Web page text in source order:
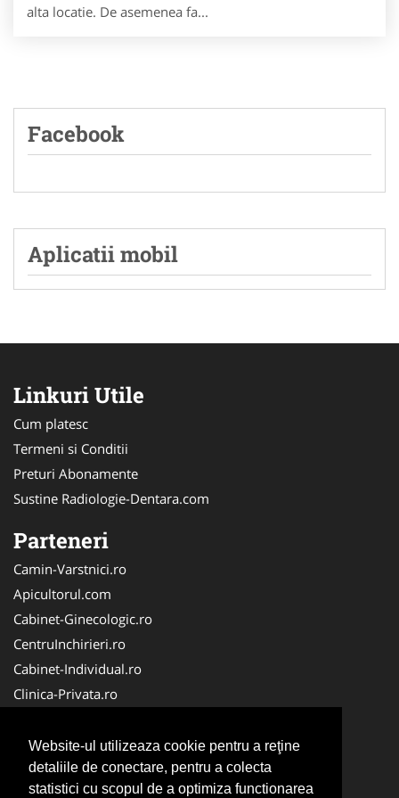
Website-ul utilizeaza cookie pentru a reţine
detaliile de conectare, pentru a colecta
statistici cu scopul de a optimiza functionarea
alta locatie. De asemenea fa...
Facebook
Aplicatii mobil
Linkuri Utile
Cum platesc
Termeni si Conditii
Preturi Abonamente
Sustine Radiologie-Dentara.com
Parteneri
Camin-Varstnici.ro
Apicultorul.com
Cabinet-Ginecologic.ro
CentruInchirieri.ro
Cabinet-Individual.ro
Clinica-Privata.ro
Medic-Bun.com
Birouri-Cadastru. Ro
Cardiologul.ro